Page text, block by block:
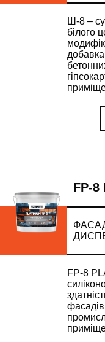
Ш-8 –
білого
FP-8
FP-8